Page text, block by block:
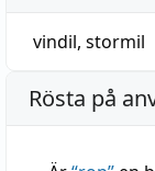
2.ilf. (dial.),
danska
vindil, stormil
Rösta på